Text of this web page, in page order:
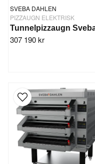
SVEBA DAHLEN
PIZZAUGN ELEKTRISK
307 190 kr